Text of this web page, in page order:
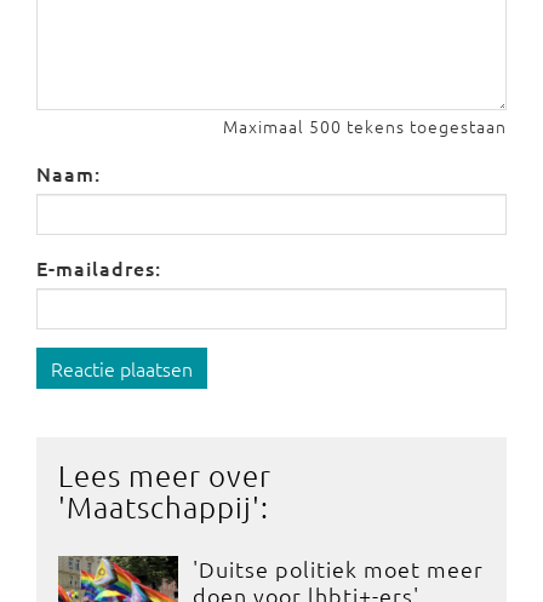
Maximaal 500 tekens toegestaan
Naam:
E-mailadres:
Reactie plaatsen
Lees meer over
'Maatschappij':
'Duitse politiek moet meer
doen voor lhbti+-ers'